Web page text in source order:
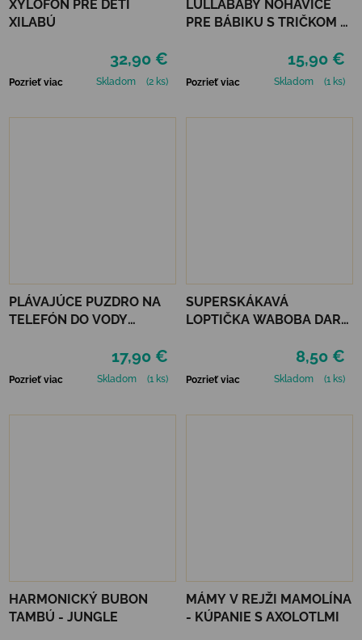
XYLOFÓN PRE DETI
XILABÚ
32,90 €
Pozrieť viac Skladom (2 ks)
LULLABABY NOHAVICE
PRE BÁBIKU S TRIČKOM A
15,90 €
Pozrieť viac Skladom (1 ks)
PLÁVAJÚCE PUZDRO NA
TELEFÓN DO VODY
17,90 €
Pozrieť viac Skladom (1 ks)
SUPERSKÁKAVÁ
LOPTIČKA WABOBA DARK
8,50 €
Pozrieť viac Skladom (1 ks)
HARMONICKÝ BUBON
TAMBÚ - JUNGLE
MÁMY V REJŽI MAMOLÍNA
- KÚPANIE S AXOLOTLMI